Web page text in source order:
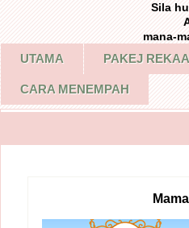
Sila
mana-
UTAMA PAKEJ
CARA MENEMPAH